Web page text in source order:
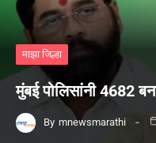
माझा जिल्हा
मुंबई पोलिसांनी 4682
By mnewsmarathi